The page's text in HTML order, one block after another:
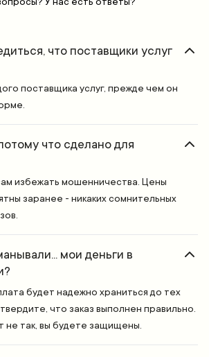
что поставщики услуг
поставщика услуг, прежде чем он
что сделано для
избежать мошенничества. Цены
заранее - никаких сомнительных
мои деньги в
будет надежно храниться до тех
что заказ выполнен правильно.
не так, вы будете защищены.